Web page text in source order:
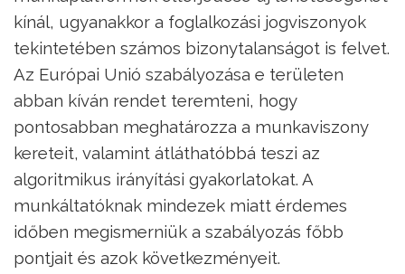
kínál, ugyanakkor a foglalkozási jogviszonyok
tekintetében számos bizonytalanságot is felvet.
Az Európai Unió szabályozása e területen
abban kíván rendet teremteni, hogy
pontosabban meghatározza a munkaviszony
kereteit, valamint átláthatóbbá teszi az
algoritmikus irányítási gyakorlatokat. A
munkáltatóknak mindezek miatt érdemes
időben megismerniük a szabályozás főbb
pontjait és azok következményeit.